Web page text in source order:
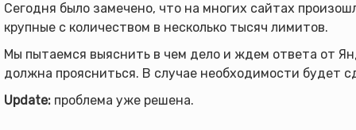
Сегодня было замечено, что на многих сайтах
крупные с количеством в несколько тысяч лимитов.
Мы пытаемся выяснить в чем дело и ждем ответа от
должна проясниться. В случае необходимости будет
Update: проблема уже решена.